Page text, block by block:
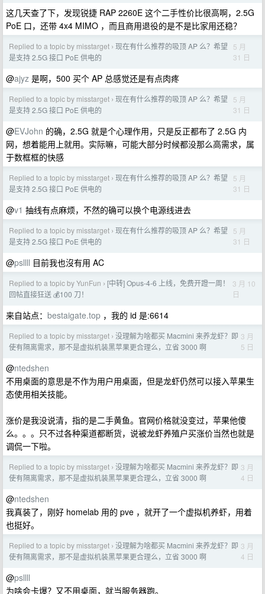
这几天查了下，发现锐捷 RAP 2260E 这个二手性价比很高啊，2.5G
PoE 口，还带 4x4 MIMO ，而且商用退役的是不是比家用还稳？
Replied to a topic by misstarget › 现在有什么推荐的吸顶 AP 么？希望
是支持 2.5G 接口 PoE 供电的
5 月
31 日
@ajyz 是啊，500 买个 AP 总感觉还是有点肉疼
Replied to a topic by misstarget › 现在有什么推荐的吸顶 AP 么？希望
是支持 2.5G 接口 PoE 供电的
5 月
31 日
@EVJohn 的确，2.5G 就是个心理作用，只是反正都布了 2.5G 内
网，想着能用上就用。实际嘛，可能大部分时候都没那么高需求，属
于数框框的快感
Replied to a topic by misstarget › 现在有什么推荐的吸顶 AP 么？希望
是支持 2.5G 接口 PoE 供电的
5 月
31 日
@v1 抽线有点麻烦，不然的确可以换个电源线进去
Replied to a topic by misstarget › 现在有什么推荐的吸顶 AP 么？希望
是支持 2.5G 接口 PoE 供电的
5 月
31 日
@psllll 目前我也沒有用 AC
Replied to a topic by YunFun › [中转] Opus-4-6 上线，免费开蹬一周！
回帖直接狂送 💰100 刀！
3 月 10
日
来自站点： bestaigate.top ，我的 id 是:6614
Replied to a topic by misstarget › 没理解为啥都买 Macmini 来养龙虾？即
使有隔离需求，那不是虚拟机装黑苹果更合理么，立省 3000 啊
3 月
5 日
@ntedshen
不用桌面的意思是不作为用户用桌面，但是龙虾仍然可以接入苹果生
态使用相关技能。
涨价是我没说清，指的是二手黄鱼。官网价格就没变过，苹果他傻
么。。。只不过各种渠道都断货，说被龙虾养殖户买涨价当然也就是
调侃一下啦。
Replied to a topic by misstarget › 没理解为啥都买 Macmini 来养龙虾？即
使有隔离需求，那不是虚拟机装黑苹果更合理么，立省 3000 啊
3 月
4 日
@ntedshen
我真装了，刚好 homelab 用的 pve ，就开了一个虚拟机养虾，用着
也挺好。
Replied to a topic by misstarget › 没理解为啥都买 Macmini 来养龙虾？即
使有隔离需求，那不是虚拟机装黑苹果更合理么，立省 3000 啊
3 月
4 日
@psllll
为啥会卡爆？又不用桌面，就当服务器跑。